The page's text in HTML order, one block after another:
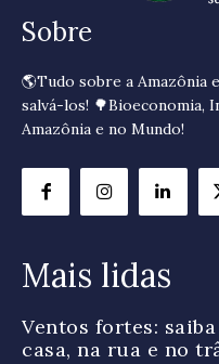
Sobre
🌎Tudo sobre a Amazônia
salvá-los! 🌳Bioeconomia,
Amazônia e no Mundo!
Mais lidas
Ventos fortes:
casa, na rua e no